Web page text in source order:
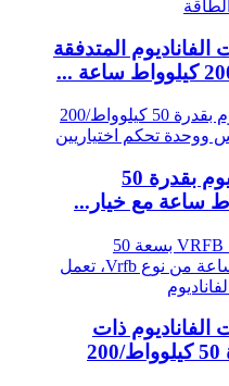
المتدفقة
بطارية تدفق الفاناديوم بقدرة 50
ذات
التدفق المرن بقدرة 50 كيلوواط/200